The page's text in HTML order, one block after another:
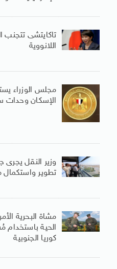
تاكايتشى تتجنب
اللانووية
مجلس الوزراء
الإسكان وحدات
وزير النقل
تطوير واستكمال
مشاة البحرية
كوريا الجنوبية